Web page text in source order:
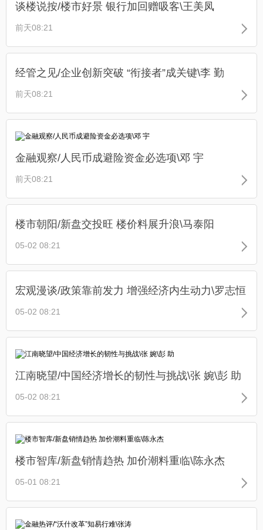
谈楼说按/楼市好景 银行加回赠吸客\王美凤
前天08:21
经管之见/企业创新突破 “衔接者”成关键\李 勤
前天08:21
金融观察/人民币成避险资金必选项\邓 宇
前天08:21
楼市朝阳/新盘交投旺 楼价料展升浪\马泰阳
05-02 08:21
宏观漫谈/政策靠前发力 增强经济内生动力\罗志恒
05-02 08:21
江南晓望/中国经济增长的韧性与挑战\张 婉\彭 助
05-02 08:21
楼市智库/新盘销情趋热 加价潮料重临\陈永杰
05-01 08:21